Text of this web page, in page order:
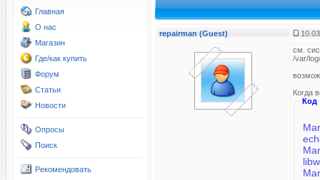
Главная
О нас
Магазин
Где/как купить
Форум
Статьи
Новости
Опросы
Поиск
Рекомендовать
repairman (Guest)
см.
/var/
Когда
Код